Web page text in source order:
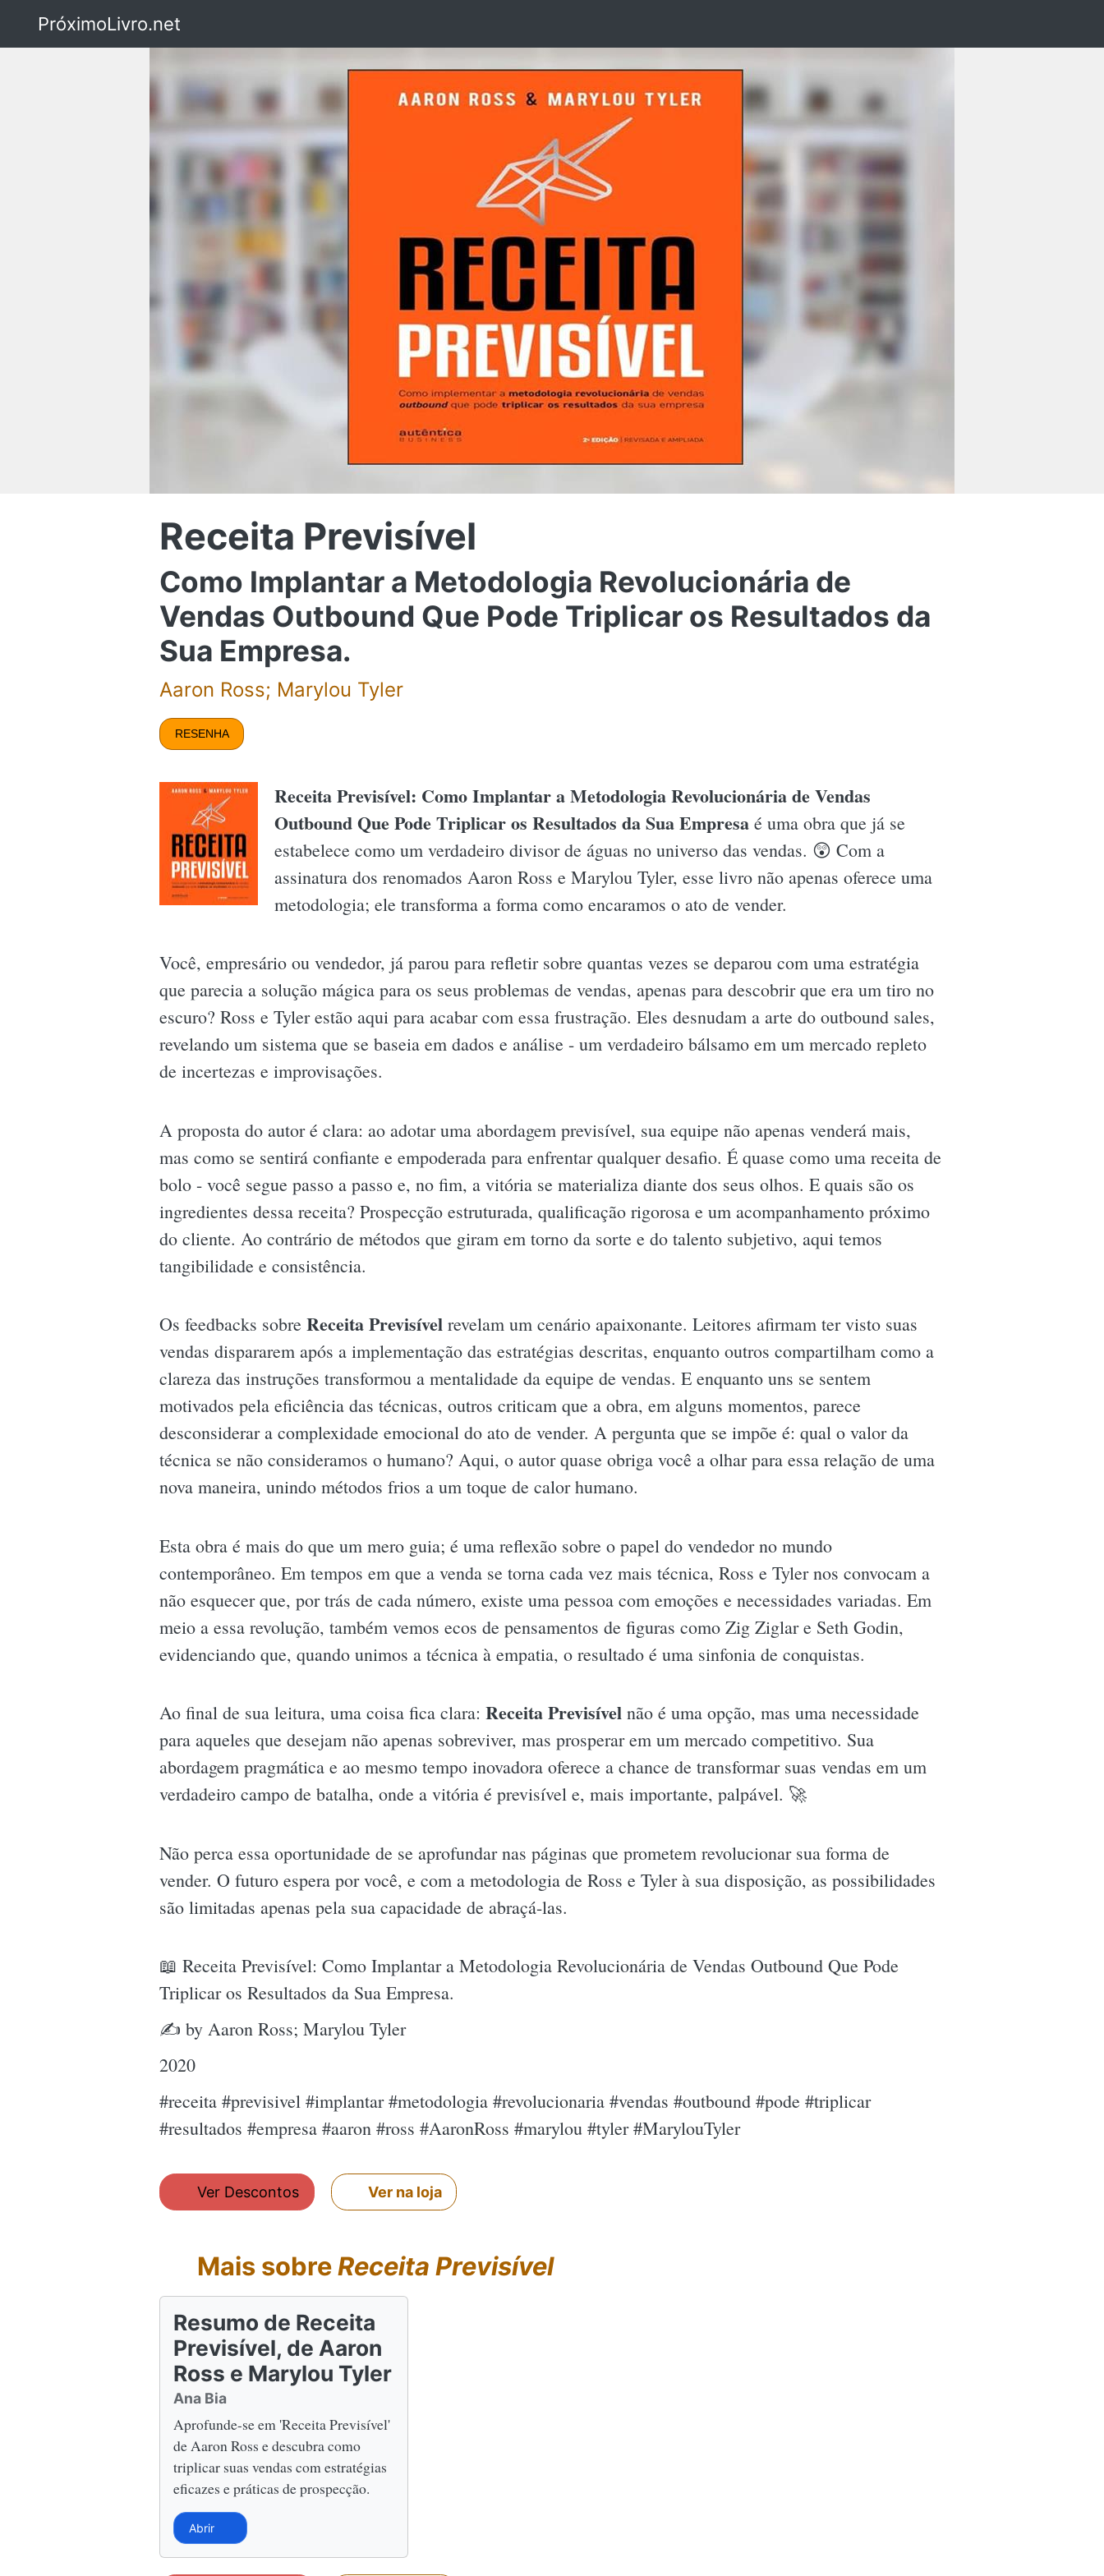
PróximoLivro.net
Receita Previsível
Como Implantar a Metodologia Revolucionária de
Vendas Outbound Que Pode Triplicar os Resultados da
Sua Empresa.
Aaron Ross; Marylou Tyler
RESENHA
Receita Previsível: Como Implantar a Metodologia Revolucionária de Vendas
Outbound Que Pode Triplicar os Resultados da Sua Empresa é uma obra que já se
estabelece como um verdadeiro divisor de águas no universo das vendas. 😲 Com a
assinatura dos renomados Aaron Ross e Marylou Tyler, esse livro não apenas oferece uma
metodologia; ele transforma a forma como encaramos o ato de vender.
Você, empresário ou vendedor, já parou para refletir sobre quantas vezes se deparou com uma estratégia
que parecia a solução mágica para os seus problemas de vendas, apenas para descobrir que era um tiro no
escuro? Ross e Tyler estão aqui para acabar com essa frustração. Eles desnudam a arte do outbound sales,
revelando um sistema que se baseia em dados e análise - um verdadeiro bálsamo em um mercado repleto
de incertezas e improvisações.
A proposta do autor é clara: ao adotar uma abordagem previsível, sua equipe não apenas venderá mais,
mas como se sentirá confiante e empoderada para enfrentar qualquer desafio. É quase como uma receita de
bolo - você segue passo a passo e, no fim, a vitória se materializa diante dos seus olhos. E quais são os
ingredientes dessa receita? Prospecção estruturada, qualificação rigorosa e um acompanhamento próximo
do cliente. Ao contrário de métodos que giram em torno da sorte e do talento subjetivo, aqui temos
tangibilidade e consistência.
Os feedbacks sobre Receita Previsível revelam um cenário apaixonante. Leitores afirmam ter visto suas
vendas dispararem após a implementação das estratégias descritas, enquanto outros compartilham como a
clareza das instruções transformou a mentalidade da equipe de vendas. E enquanto uns se sentem
motivados pela eficiência das técnicas, outros criticam que a obra, em alguns momentos, parece
desconsiderar a complexidade emocional do ato de vender. A pergunta que se impõe é: qual o valor da
técnica se não consideramos o humano? Aqui, o autor quase obriga você a olhar para essa relação de uma
nova maneira, unindo métodos frios a um toque de calor humano.
Esta obra é mais do que um mero guia; é uma reflexão sobre o papel do vendedor no mundo
contemporâneo. Em tempos em que a venda se torna cada vez mais técnica, Ross e Tyler nos convocam a
não esquecer que, por trás de cada número, existe uma pessoa com emoções e necessidades variadas. Em
meio a essa revolução, também vemos ecos de pensamentos de figuras como Zig Ziglar e Seth Godin,
evidenciando que, quando unimos a técnica à empatia, o resultado é uma sinfonia de conquistas.
Ao final de sua leitura, uma coisa fica clara: Receita Previsível não é uma opção, mas uma necessidade
para aqueles que desejam não apenas sobreviver, mas prosperar em um mercado competitivo. Sua
abordagem pragmática e ao mesmo tempo inovadora oferece a chance de transformar suas vendas em um
verdadeiro campo de batalha, onde a vitória é previsível e, mais importante, palpável. 🚀
Não perca essa oportunidade de se aprofundar nas páginas que prometem revolucionar sua forma de
vender. O futuro espera por você, e com a metodologia de Ross e Tyler à sua disposição, as possibilidades
são limitadas apenas pela sua capacidade de abraçá-las.
📖 Receita Previsível: Como Implantar a Metodologia Revolucionária de Vendas Outbound Que Pode
Triplicar os Resultados da Sua Empresa.
✍ by Aaron Ross; Marylou Tyler
2020
#receita #previsivel #implantar #metodologia #revolucionaria #vendas #outbound #pode #triplicar
#resultados #empresa #aaron #ross #AaronRoss #marylou #tyler #MarylouTyler
Ver Descontos Ver na loja
Mais sobreReceita Previsível
Resumo de Receita
Previsível, de Aaron
Ross e Marylou Tyler
Ana Bia
Aprofunde-se em 'Receita Previsível'
de Aaron Ross e descubra como
triplicar suas vendas com estratégias
eficazes e práticas de prospecção.
Abrir